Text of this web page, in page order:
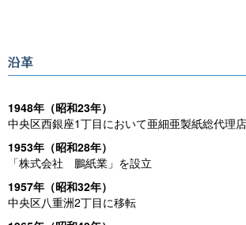
1948年（昭和23年）
中央区西銀座1丁目において亜細亜製紙総代理
1953年（昭和28年）
「株式会社 鵬紙業」を設立
1957年（昭和32年）
中央区八重洲2丁目に移転